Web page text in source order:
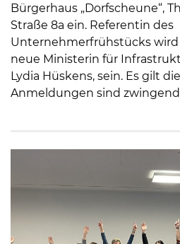
Bürgerhaus „Dorfscheune“,
Straße 8a ein. Referentin des
Unternehmerfrühstücks wird
neue Ministerin für
Lydia Hüskens, sein. Es gilt
Anmeldungen sind